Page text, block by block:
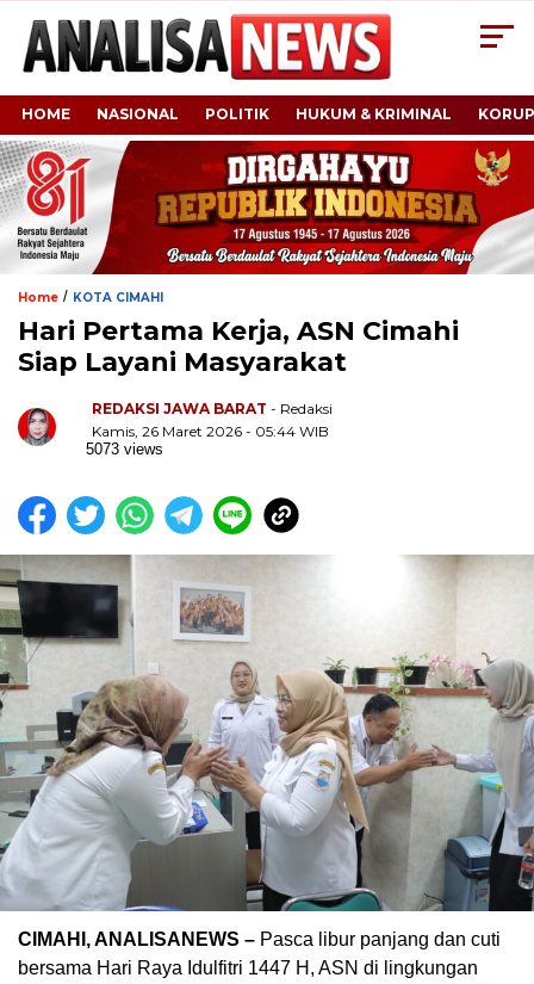
HOME NASIONAL POLITIK HUKUM & KRIMINAL
Home / KOTA CIMAHI
Hari Pertama Kerja, ASN Cimahi
Siap Layani Masyarakat
REDAKSI JAWA BARAT - Redaksi
Kamis, 26 Maret 2026 - 05:44 WIB
5073 views
CIMAHI, ANALISANEWS – Pasca libur panjang dan cuti
bersama Hari Raya Idulfitri 1447 H, ASN di lingkungan